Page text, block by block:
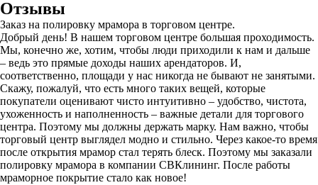
Отзывы
Заказ на полировку мрамора в торговом центре.
Добрый день! В нашем торговом центре большая проходимость.
Мы, конечно же, хотим, чтобы люди приходили к нам и дальше
– ведь это прямые доходы наших арендаторов. И,
соответственно, площади у нас никогда не бывают не занятыми.
Скажу, пожалуй, что есть много таких вещей, которые
покупатели оценивают чисто интуитивно – удобство, чистота,
ухоженность и наполненность – важные детали для торгового
центра. Поэтому мы должны держать марку. Нам важно, чтобы
торговый центр выглядел модно и стильно. Через какое-то время
после открытия мрамор стал терять блеск. Поэтому мы заказали
полировку мрамора в компании СВКлининг. После работы
мраморное покрытие стало как новое!